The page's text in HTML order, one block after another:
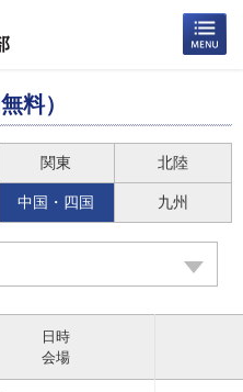
料）
関東 北陸
中国・四国 九州
日時
会場